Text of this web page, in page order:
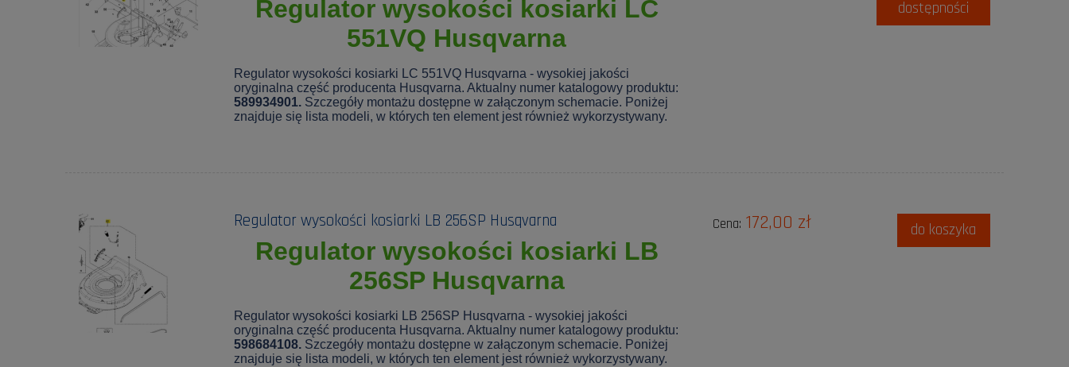
Regulator wysokości kosiarki LC
551VQ Husqvarna
Regulator wysokości kosiarki LC 551VQ Husqvarna - wysokiej jakości
oryginalna część producenta Husqvarna. Aktualny numer katalogowy produktu:
589934901. Szczegóły montażu dostępne w załączonym schemacie. Poniżej
znajduje się lista modeli, w których ten element jest również wykorzystywany.
dostępności
Regulator wysokości kosiarki LB 256SP Husqvarna
Regulator wysokości kosiarki LB
256SP Husqvarna
Regulator wysokości kosiarki LB 256SP Husqvarna - wysokiej jakości
oryginalna część producenta Husqvarna. Aktualny numer katalogowy produktu:
598684108. Szczegóły montażu dostępne w załączonym schemacie. Poniżej
znajduje się lista modeli, w których ten element jest również wykorzystywany.
Cena: 172,00 zł do koszyka